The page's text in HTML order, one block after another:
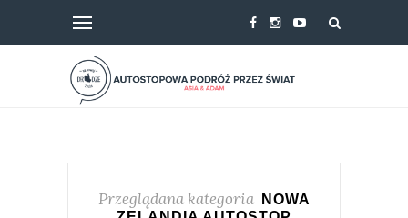
Przeglądana kategoria
NOWA